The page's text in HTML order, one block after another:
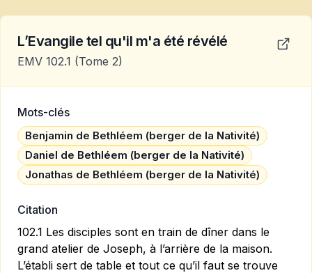
L’Evangile tel qu'il m'a été révélé
EMV 102.1 (Tome 2)
Mots-clés
Benjamin de Bethléem (berger de la Nativité)
Daniel de Bethléem (berger de la Nativité)
Jonathas de Bethléem (berger de la Nativité)
Citation
102.1 Les disciples sont en train de dîner dans le
grand atelier de Joseph, à l’arrière de la maison.
L’établi sert de table et tout ce qu’il faut se trouve